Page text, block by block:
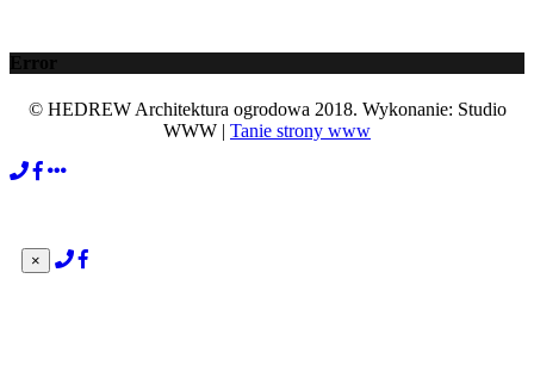
Error
© HEDREW Architektura ogrodowa 2018. Wykonanie: Studio
WWW | Tanie strony www
×